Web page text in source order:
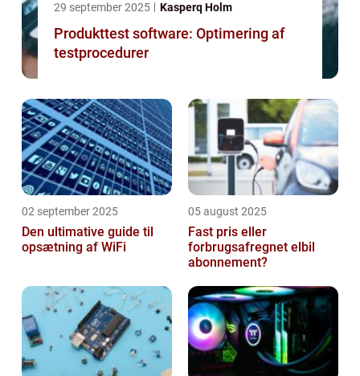
29 september 2025 Kasperq Holm
Produkttest software: Optimering af
testprocedurer
02 september 2025
Den ultimative guide til
opsætning af WiFi
05 august 2025
Fast pris eller
forbrugsafregnet elbil
abonnement?